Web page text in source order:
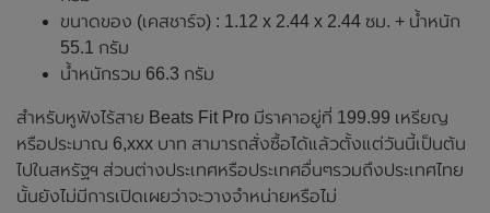
ขนาดของ (เคสชาร์จ) : 1.12 x 2.44 x 2.44 ซม. + น้ำหนัก
55.1 กรัม
น้ำหนักรวม 66.3 กรัม
สำหรับหูฟังไร้สาย Beats Fit Pro มีราคาอยู่ที่ 199.99 เหรียญ
หรือประมาณ 6,xxx บาท สามารถสั่งซื้อได้แล้วตั้งแต่วันนี้เป็นต้น
ไปในสหรัฐฯ ส่วนต่างประเทศหรือประเทศอื่นๆรวมถึงประเทศไทย
นั้นยังไม่มีการเปิดเผยว่าจะวางจำหน่ายหรือไม่